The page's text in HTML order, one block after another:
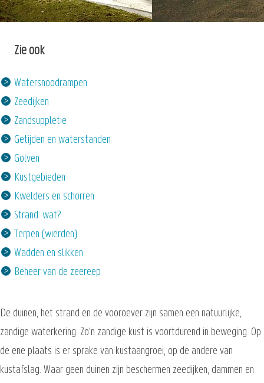
Zie ook
Watersnoodrampen
Zeedijken
Zandsuppletie
Getijden en waterstanden
Golven
Kustgebieden
Kwelders en schorren
Strand: wat?
Terpen (wierden)
Wadden en slikken
Beheer van de zeereep
De duinen, het strand en de vooroever zijn samen een natuurlijke,
zandige waterkering. Zo'n zandige kust is voortdurend in beweging. Op
de ene plaats is er sprake van kustaangroei, op de andere van
kustafslag. Waar geen duinen zijn beschermen zeedijken, dammen en